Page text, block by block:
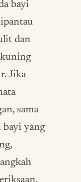
bayi
dan
Jika
sama
bayi yang